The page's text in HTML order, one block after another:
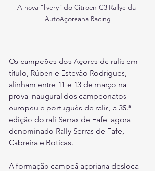
A nova "livery" do Citroen C3 Rallye da
AutoAçoreana Racing
Os campeões dos Açores de ralis em
título, Rúben e Estevão Rodrigues,
alinham entre 11 e 13 de março na
prova inaugural dos campeonatos
europeu e português de ralis, a 35.ª
edição do rali Serras de Fafe, agora
denominado Rally Serras de Fafe,
Cabreira e Boticas.
A formação campeã açoriana desloca-